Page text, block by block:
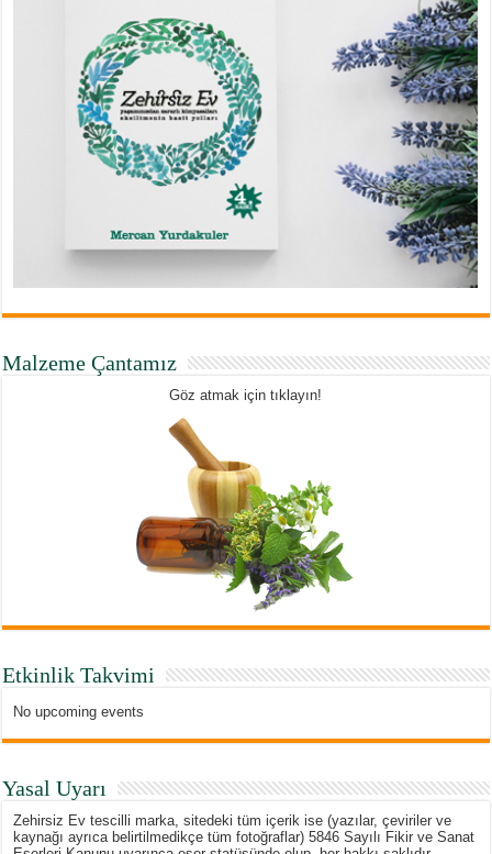
Malzeme Çantamız
Göz atmak için tıklayın!
Etkinlik Takvimi
No upcoming events
Yasal Uyarı
Zehirsiz Ev tescilli marka, sitedeki tüm içerik ise (yazılar, çeviriler ve
kaynağı ayrıca belirtilmedikçe tüm fotoğraflar) 5846 Sayılı Fikir ve Sanat